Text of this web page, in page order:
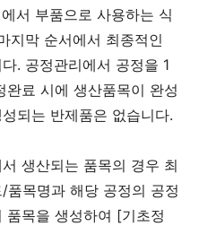
서 부품으로 사용하는 식
지막 순서에서 최종적인
. 공정관리에서 공정을 1
완료 시에 생산품목이 완성
되는 반제품은 없습니다.
생산되는 품목의 경우 최
품목명과 해당 공정의 공정
품목을 생성하여 [기초정